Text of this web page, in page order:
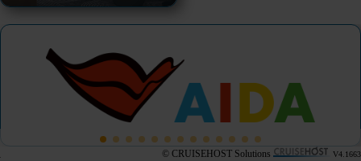
© CRUISEHOST Solutions V4.1663